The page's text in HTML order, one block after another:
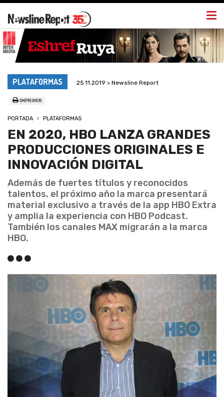
PLATAFORMAS 25.11.2019 > Newsline Report
IMPRIMIR
PORTADA PLATAFORMAS
EN 2020, HBO LANZA GRANDES
PRODUCCIONES ORIGINALES E
INNOVACIÓN DIGITAL
Además de fuertes títulos y reconocidos
talentos, el próximo año la marca presentará
material exclusivo a través de la app HBO Extra
y amplia la experiencia con HBO Podcast.
También los canales MAX migrarán a la marca
HBO.